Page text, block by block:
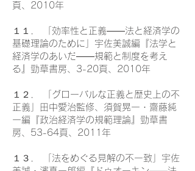
頁、2010年
１１． 「効率性と正義――法と経済学の
基礎理論のために」宇佐美誠編『法学と
経済学のあいだ――規範と制度を考え
る』勁草書房、3-20頁、2010年
１２． 「グローバルな正義と歴史上の不
正義」田中愛治監修、須賀晃一・齋藤純
一編『政治経済学の規範理論』勁草書
房、53-64頁、2011年
１３． 「法をめぐる見解の不一致」宇佐